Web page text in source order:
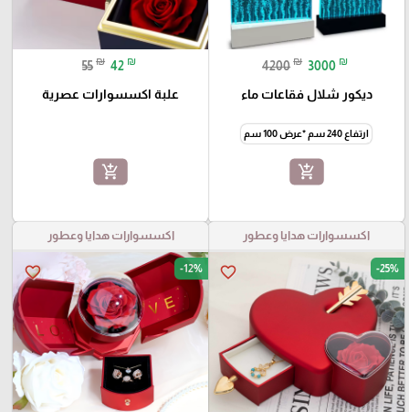
4200 ₪ 3000 ₪
ديكور شلال فقاعات ماء
ارتفاع 240 سم *عرض 100 سم
add_shopping_cart
55 ₪ 42 ₪
علبة اكسسوارات عصرية
add_shopping_cart
اكسسوارات هدايا وعطور
favorite_border -25%
اكسسوارات هدايا وعطور
favorite_border -12%